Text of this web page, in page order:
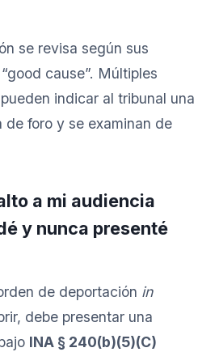
se revisa según sus
cause”. Múltiples
indicar al tribunal una
de foro y se examinan de
a mi audiencia
y nunca presenté
de deportación in
debe presentar una
INA § 240(b)(5)(C)